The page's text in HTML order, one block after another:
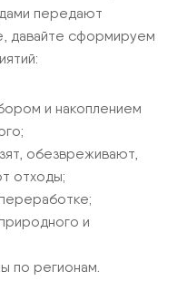
передают
давайте сформируем
и накоплением
обезвреживают,
отходы;
и
по регионам.